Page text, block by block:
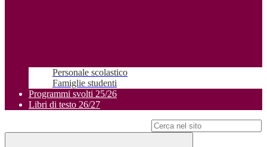
Personale scolastico
Famiglie studenti
Programmi svolti 25/26
Libri di testo 26/27